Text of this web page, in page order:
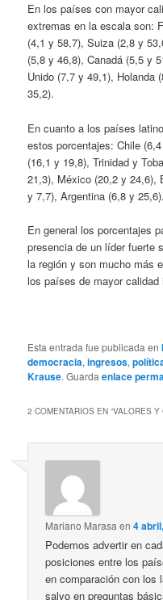
En los países con mayor
extremas en la escala son:
(4,1 y 58,7), Suiza (2,8 y
(5,8 y 46,8), Canadá (5,5 y
Unido (7,7 y 49,1), Holanda
35,2).
En cuanto a los países
estos porcentajes: Chile
(16,1 y 19,8), Trinidad y
21,3), México (20,2 y 24,6),
y 7,7), Argentina (6,8 y 25,6).
En general los porcentajes
presencia de un líder fuerte
la región y son mucho más
los países de mayor calidad
Esta entrada fue publicada en
democracia,ingresos,
Krause. Guardaenlace
2 COMENTARIOS EN “VALORES Y
Mariano Marasa en4
Podemos advertir en
posiciones entre los
en comparación con los
salvo en preguntas